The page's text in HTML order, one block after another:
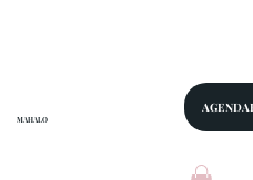
MAHALO